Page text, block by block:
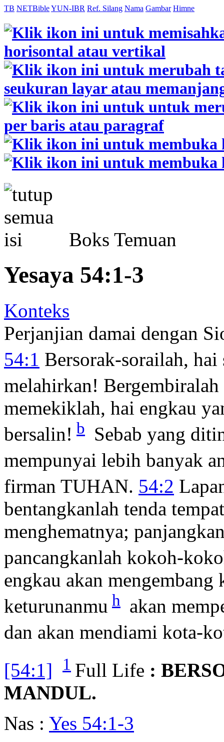
TB NETBibleYUN-IBR Ref. Silang Nama Gambar Himne
Boks Temuan
Yesaya 54:1-3
Konteks
Perjanjian damai dengan
54:1 Bersorak-sorailah,
melahirkan! Bergembiralah
memekiklah, hai engkau
bersalin! b Sebab yang
mempunyai lebih banyak
firman TUHAN. 54:2
bentangkanlah tenda
menghematnya;
pancangkanlah kokoh-
engkau akan
keturunanmu h akan
dan akan mendiami kota-
[54:1]
1 Full Life :
MANDUL.
Nas : Yes 54:1-3